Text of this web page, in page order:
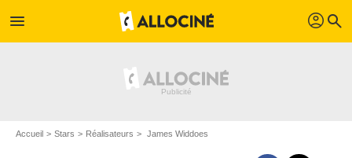
menu profil search
Accueil Stars Réalisateurs James Widdoes